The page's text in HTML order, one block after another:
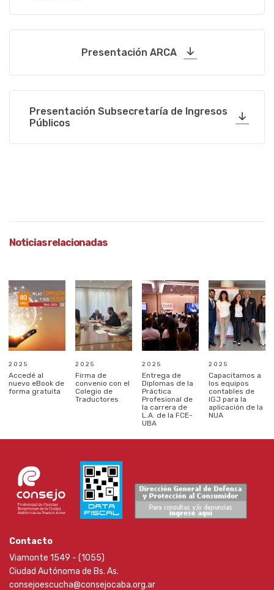
Presentación ARCA
Presentación Subsecretaría de Ingresos
Públicos
Noticias relacionadas
2025
Accedé al
nuevo eBook de
forma gratuita
2025
Firma de
convenio con el
Colegio de
Traductores
2025
Entrega de
Diplomas de la
Práctica
Profesional de
la carrera de
L.A. de la FCE-
UBA
2025
Capacitamos a
los equipos
contables de
IGJ para la
aplicación de la
NUA
Contacto
Viamonte 1549 - (1055)
Ciudad Autónoma de Bs. As.
consejoescucha@consejocaba.org.ar